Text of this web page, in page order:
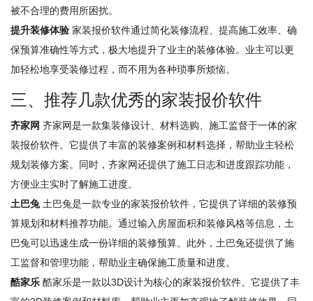
被不合理的费用所困扰。
提升装修体验 家装报价软件通过简化装修流程、提高施工效率、确
保预算准确性等方式，极大地提升了业主的装修体验。业主可以更
加轻松地享受装修过程，而不用为各种琐事所烦恼。
三、推荐几款优秀的家装报价软件
齐家网 齐家网是一款集装修设计、材料选购、施工监督于一体的家
装报价软件。它提供了丰富的装修案例和材料选择，帮助业主轻松
规划装修方案。同时，齐家网还提供了施工日志和进度跟踪功能，
方便业主实时了解施工进度。
土巴兔土巴兔是一款专业的家装报价软件，它提供了详细的装修预
算规划和材料推荐功能。通过输入房屋面积和装修风格等信息，土
巴兔可以迅速生成一份详细的装修预算。此外，土巴兔还提供了施
工监督和管理功能，帮助业主确保施工质量和进度。
酷家乐 酷家乐是一款以3D设计为核心的家装报价软件。它提供了丰